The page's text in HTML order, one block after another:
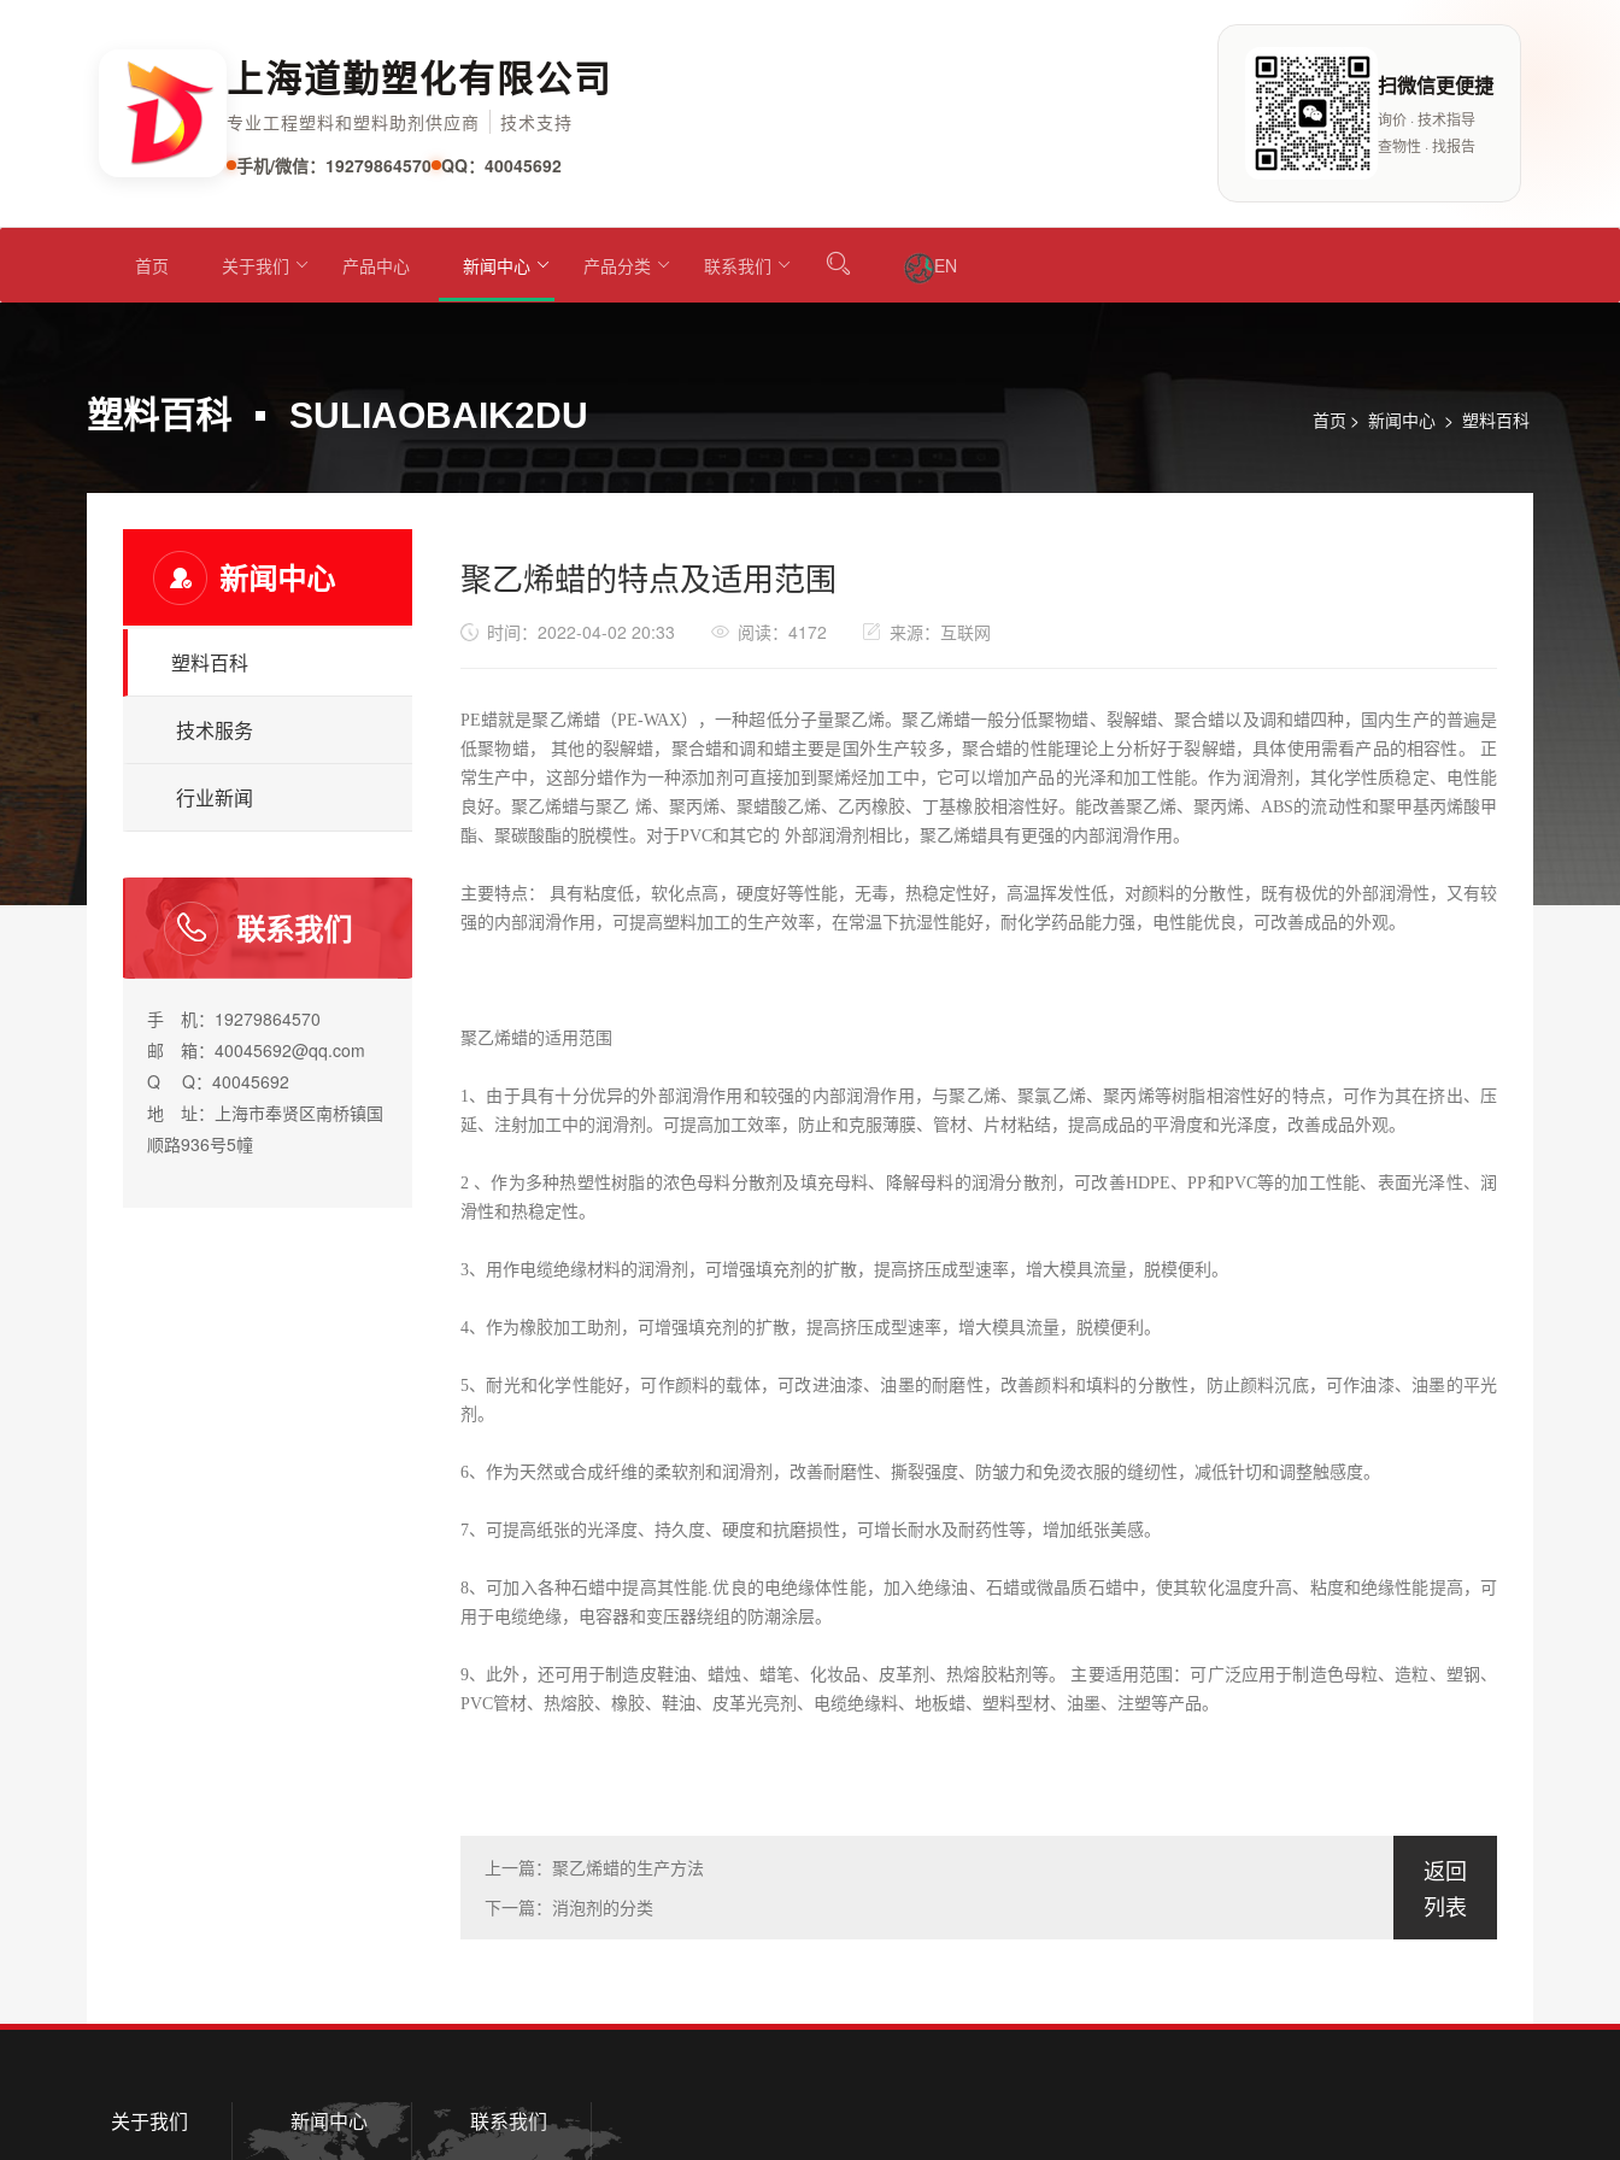
上海道勤塑化有限公司
专业工程塑料和塑料助剂供应商
技术支持
手机/微信：19279864570 QQ：40045692
扫微信更便捷
询价 · 技术指导
查物性 · 找报告
首页 关于我们 产品中心 新闻中心 产品分类 联系我们 EN
塑料百科 SULIAOBAIK2DU 首页 > 新闻中心 > 塑料百科
新闻中心
塑料百科
技术服务
行业新闻
联系我们
手 机：19279864570
邮 箱：40045692@qq.com
Q Q：40045692
地 址：上海市奉贤区南桥镇国
顺路936号5幢
聚乙烯蜡的特点及适用范围
时间：2022-04-02 20:33 阅读：4172 来源：互联网
PE蜡就是聚乙烯蜡（PE-WAX），一种超低分子量聚乙烯。聚乙烯蜡一般分低聚物蜡、裂解蜡、聚合蜡以及调和蜡四种，国内生产的普遍是
低聚物蜡， 其他的裂解蜡，聚合蜡和调和蜡主要是国外生产较多，聚合蜡的性能理论上分析好于裂解蜡，具体使用需看产品的相容性。 正
常生产中，这部分蜡作为一种添加剂可直接加到聚烯烃加工中，它可以增加产品的光泽和加工性能。作为润滑剂，其化学性质稳定、电性能
良好。聚乙烯蜡与聚乙 烯、聚丙烯、聚蜡酸乙烯、乙丙橡胶、丁基橡胶相溶性好。能改善聚乙烯、聚丙烯、ABS的流动性和聚甲基丙烯酸甲
酯、聚碳酸酯的脱模性。对于PVC和其它的 外部润滑剂相比，聚乙烯蜡具有更强的内部润滑作用。
主要特点： 具有粘度低，软化点高，硬度好等性能，无毒，热稳定性好，高温挥发性低，对颜料的分散性，既有极优的外部润滑性，又有较
强的内部润滑作用，可提高塑料加工的生产效率，在常温下抗湿性能好，耐化学药品能力强，电性能优良，可改善成品的外观。
聚乙烯蜡的适用范围
1、由于具有十分优异的外部润滑作用和较强的内部润滑作用，与聚乙烯、聚氯乙烯、聚丙烯等树脂相溶性好的特点，可作为其在挤出、压
延、注射加工中的润滑剂。可提高加工效率，防止和克服薄膜、管材、片材粘结，提高成品的平滑度和光泽度，改善成品外观。
2 、作为多种热塑性树脂的浓色母料分散剂及填充母料、降解母料的润滑分散剂，可改善HDPE、PP和PVC等的加工性能、表面光泽性、润
滑性和热稳定性。
3、用作电缆绝缘材料的润滑剂，可增强填充剂的扩散，提高挤压成型速率，增大模具流量，脱模便利。
4、作为橡胶加工助剂，可增强填充剂的扩散，提高挤压成型速率，增大模具流量，脱模便利。
5、耐光和化学性能好，可作颜料的载体，可改进油漆、油墨的耐磨性，改善颜料和填料的分散性，防止颜料沉底，可作油漆、油墨的平光
剂。
6、作为天然或合成纤维的柔软剂和润滑剂，改善耐磨性、撕裂强度、防皱力和免烫衣服的缝纫性，减低针切和调整触感度。
7、可提高纸张的光泽度、持久度、硬度和抗磨损性，可增长耐水及耐药性等，增加纸张美感。
8、可加入各种石蜡中提高其性能.优良的电绝缘体性能，加入绝缘油、石蜡或微晶质石蜡中，使其软化温度升高、粘度和绝缘性能提高，可
用于电缆绝缘，电容器和变压器绕组的防潮涂层。
9、此外，还可用于制造皮鞋油、蜡烛、蜡笔、化妆品、皮革剂、热熔胶粘剂等。 主要适用范围：可广泛应用于制造色母粒、造粒、塑钢、
PVC管材、热熔胶、橡胶、鞋油、皮革光亮剂、电缆绝缘料、地板蜡、塑料型材、油墨、注塑等产品。
上一篇：聚乙烯蜡的生产方法
下一篇：消泡剂的分类
返回
列表
关于我们 新闻中心 联系我们